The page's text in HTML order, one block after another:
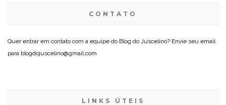
CONTATO
Quer entrar em contato com a equipe do Blog do Juscelino? Envie seu email
para blogdojuscelino@gmail.com
LINKS ÚTEIS